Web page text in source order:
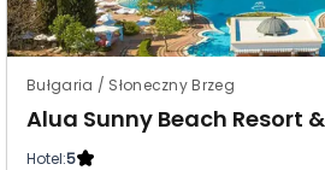
Bułgaria / Słoneczny Brzeg
Hotel:5